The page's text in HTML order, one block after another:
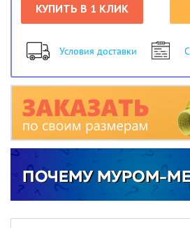
КУПИТЬ В 1 КЛИК
Условия доставки